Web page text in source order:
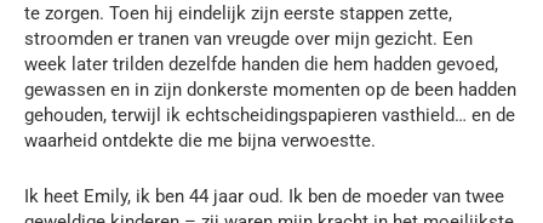
te zorgen. Toen hij eindelijk zijn eerste stappen zette,
stroomden er tranen van vreugde over mijn gezicht. Een
week later trilden dezelfde handen die hem hadden gevoed,
gewassen en in zijn donkerste momenten op de been hadden
gehouden, terwijl ik echtscheidingspapieren vasthield… en de
waarheid ontdekte die me bijna verwoestte.
Ik heet Emily, ik ben 44 jaar oud. Ik ben de moeder van twee